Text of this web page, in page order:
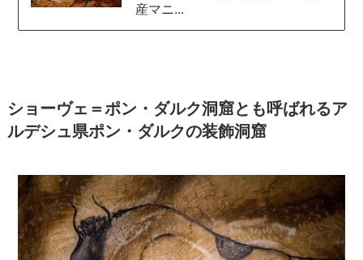
産マニ...
ショーヴェ＝ポン・ダルク洞窟とも呼ばれるア
ルデシュ県ポン・ダルクの装飾洞窟